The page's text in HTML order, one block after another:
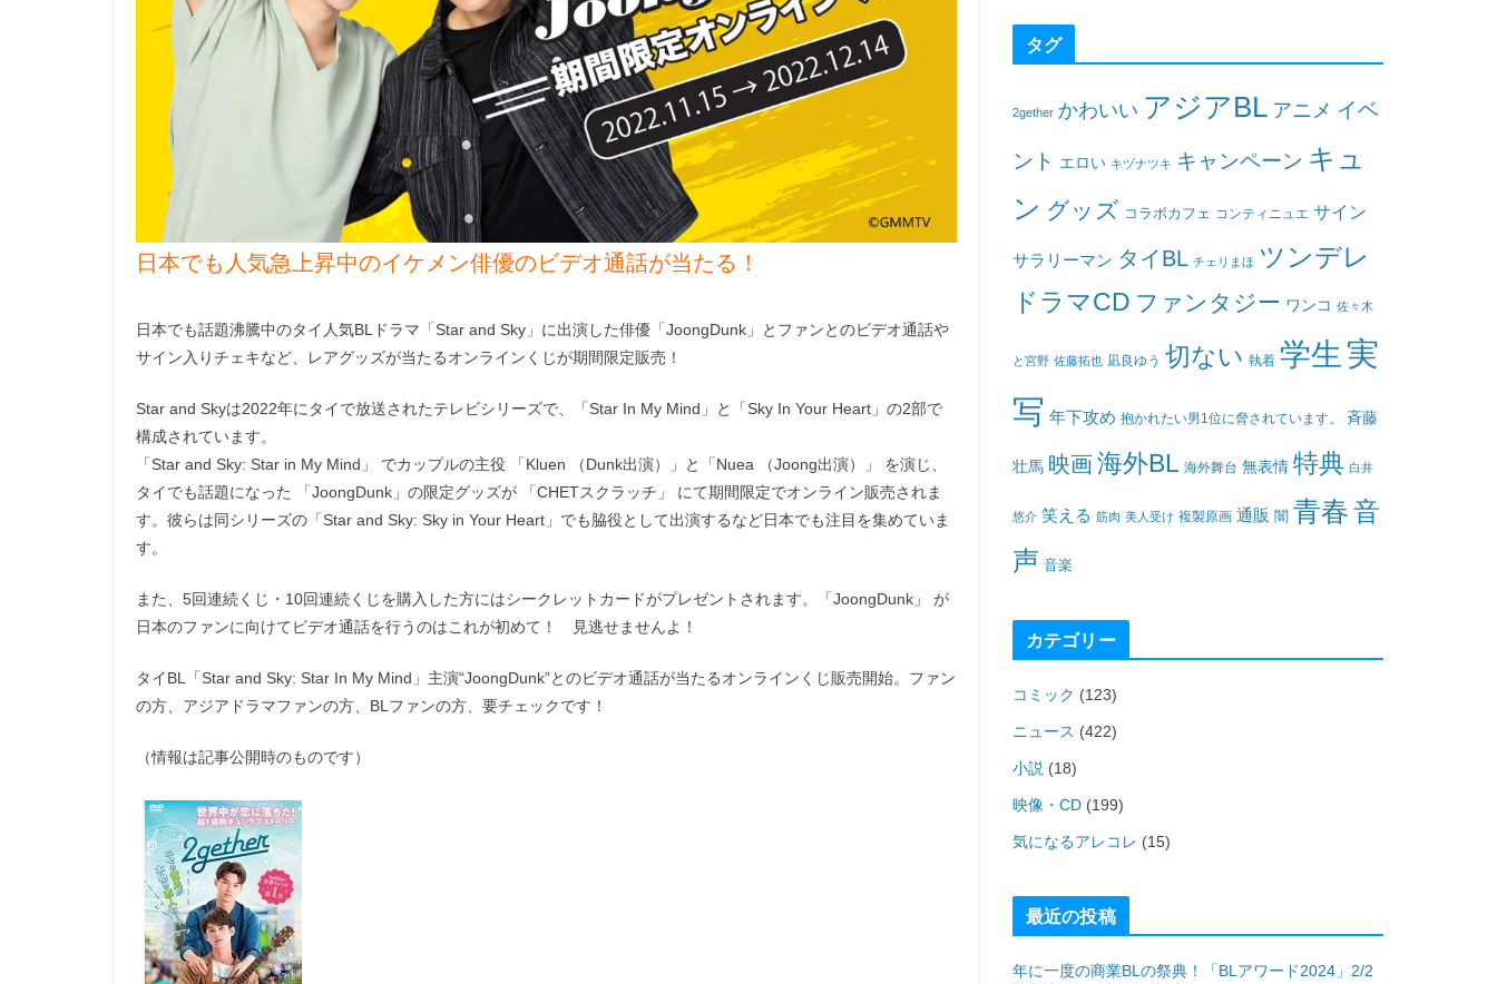
日本でも人気急上昇中のイケメン俳優のビデオ通話が当たる！
日本でも話題沸騰中のタイ人気BLドラマ「Star and Sky」に出演した俳優「JoongDunk」とファンとのビデオ通話や
サイン入りチェキなど、レアグッズが当たるオンラインくじが期間限定販売！
Star and Skyは2022年にタイで放送されたテレビシリーズで、「Star In My Mind」と「Sky In Your Heart」の2部で
構成されています。
「Star and Sky: Star in My Mind」 でカップルの主役 「Kluen （Dunk出演）」と「Nuea （Joong出演）」 を演じ、
タイでも話題になった 「JoongDunk」の限定グッズが 「CHETスクラッチ」 にて期間限定でオンライン販売されま
す。彼らは同シリーズの「Star and Sky: Sky in Your Heart」でも脇役として出演するなど日本でも注目を集めていま
す。
また、5回連続くじ・10回連続くじを購入した方にはシークレットカードがプレゼントされます。「JoongDunk」 が
日本のファンに向けてビデオ通話を行うのはこれが初めて！ 見逃せませんよ！
タイBL「Star and Sky: Star In My Mind」主演“JoongDunk”とのビデオ通話が当たるオンラインくじ販売開始。ファン
の方、アジアドラマファンの方、BLファンの方、要チェックです！
（情報は記事公開時のものです）
タグ
2gether かわいい アジアBL アニメ イベ
ント エロい キヅナツキ キャンペーン キュ
ン グッズ コラボカフェ コンティニュエ サイン
サラリーマン タイBL チェリまほ ツンデレ
ドラマCD ファンタジー ワンコ 佐々木
と宮野 佐藤拓也 凪良ゆう 切ない 執着 学生 実
写 年下攻め 抱かれたい男1位に脅されています。 斉藤
壮馬 映画海外BL 海外舞台 無表情 特典 白井
悠介 笑える 筋肉 美人受け 複製原画 通販 闇 青春音
声 音楽
カテゴリー
コミック (123)
ニュース (422)
小説 (18)
映像・CD (199)
気になるアレコレ (15)
最近の投稿
年に一度の商業BLの祭典！「BLアワード2024」2/2